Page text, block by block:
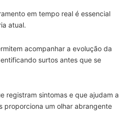
em tempo real é essencial
atual.
acompanhar a evolução da
surtos antes que se
registram sintomas e que ajudam a
proporciona um olhar abrangente